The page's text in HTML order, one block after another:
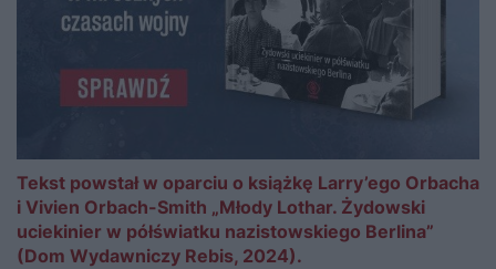
Tekst powstał w oparciu o książkę Larry’ego Orbacha
i Vivien Orbach-Smith „Młody Lothar. Żydowski
uciekinier w półświatku nazistowskiego Berlina”
(Dom Wydawniczy Rebis, 2024).